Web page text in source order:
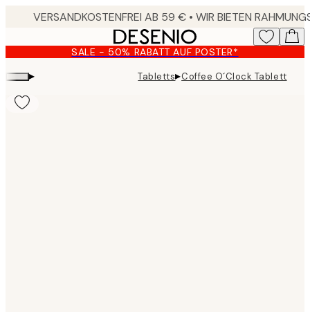
content.
SALE - 50% RABATT AUF POSTER*
▸ Tabletts▸Coffee O´Clock Tablett